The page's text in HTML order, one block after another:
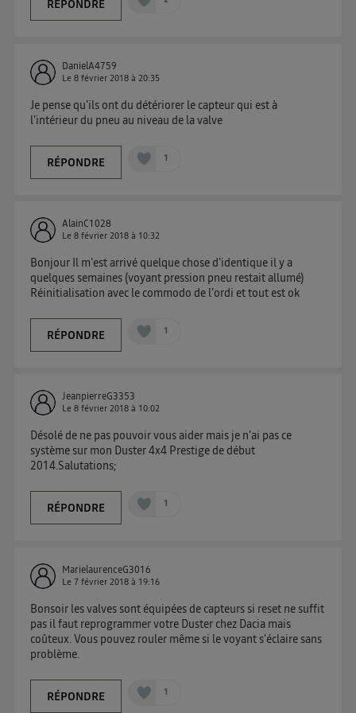
RÉPONDRE
DanielA4759
Le8 février 2018 à20:35
Je pense qu'ils ont du détériorer le capteur qui est à
l'intérieur du pneu au niveau de la valve
RÉPONDRE 1
AlainC1028
Le8 février 2018 à 10:32
Bonjour Il m'est arrivé quelque chose d'identique il y a
quelques semaines (voyant pression pneu restait allumé)
Réinitialisation avec le commodo de l'ordi et tout est ok
RÉPONDRE 1
JeanpierreG3353
Le8 février 2018 à 10:02
Désolé de ne pas pouvoir vous aider mais je n'ai pas ce
système sur mon Duster 4x4 Prestige de début
2014.Salutations;
RÉPONDRE 1
MarielaurenceG3016
Le7 février 2018 à 19:16
Bonsoir les valves sont équipées de capteurs si reset ne suffit
pas il faut reprogrammer votre Duster chez Dacia mais
coûteux. Vous pouvez rouler même si le voyant s'éclaire sans
problème.
RÉPONDRE 1
Ainsi, toutes les personnes utilisant la même
Pour uneconnexion foyer (ex : Wi-Fi), la personnalisation sera basée
Pour une
connexion mobile
, la personnalisation sera basée
uniquement sur la navigation de l'utilisateur du mobile.
Vous pouvez à tout moment retirer ce consentement
le portail d’Utiq("
« gérer Utiq » en bas de ce site. Pour plus
d'Utiq